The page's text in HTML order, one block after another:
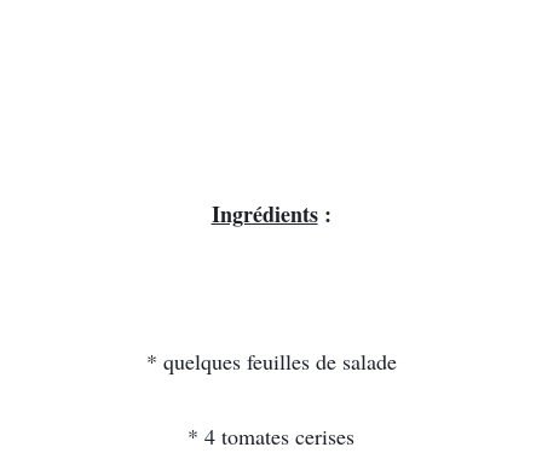
Ingrédients :
* quelques feuilles de salade
* 4 tomates cerises